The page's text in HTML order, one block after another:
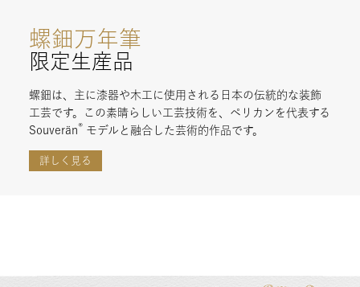
螺鈿万年筆
限定生産品
螺鈿は、主に漆器や木工に使用される日本の伝統的な装飾
工芸です。この素晴らしい工芸技術を、ペリカンを代表する
Souverän® モデルと融合した芸術的作品です。
詳しく見る